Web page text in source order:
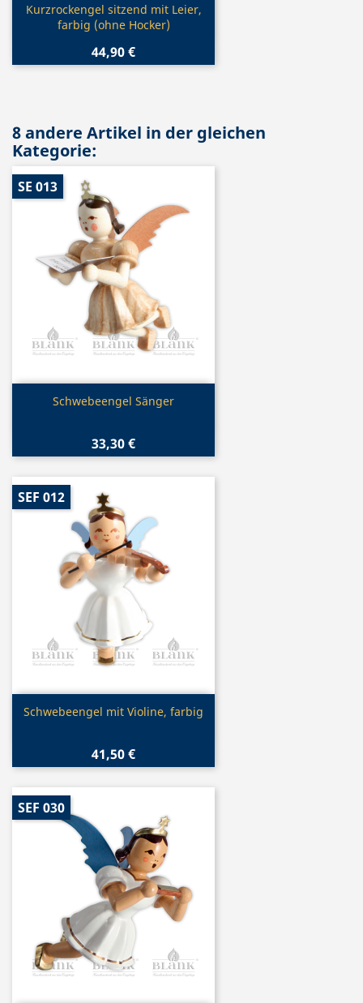
Vorschau
Kurzrockengel sitzend mit Leier,
farbig (ohne Hocker)
44,90 €
8 andere Artikel in der gleichen
Kategorie:
Vorschau
Schwebeengel Sänger
33,30 €
SE 013
Vorschau
Schwebeengel mit Violine, farbig
41,50 €
SEF 012
SEF 030